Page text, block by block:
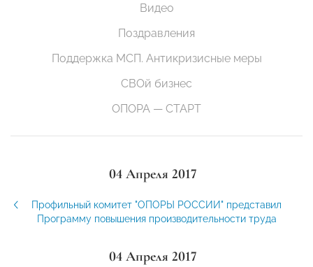
Видео
Поздравления
Поддержка МСП. Антикризисные меры
СВОй бизнес
ОПОРА — СТАРТ
04 Апреля 2017
Профильный комитет "ОПОРЫ РОССИИ" представил
Программу повышения производительности труда
04 Апреля 2017